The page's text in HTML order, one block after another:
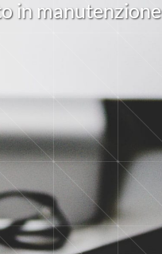
o in manutenzione